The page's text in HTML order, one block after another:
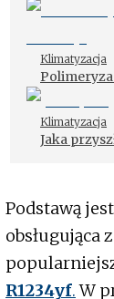
Klimatyzacja
Klimatyzacja
Jaka
Podstawą
obsługująca
R1234yf.W